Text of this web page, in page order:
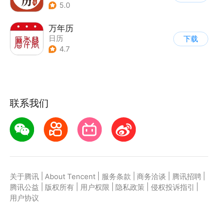
5.0
万年历
日历
4.7
下载
联系我们
关于腾讯 About Tencent 服务条款 商务洽谈 腾讯招聘
腾讯公益
版权所有 用户权限 隐私政策 侵权投诉指引
用户协议